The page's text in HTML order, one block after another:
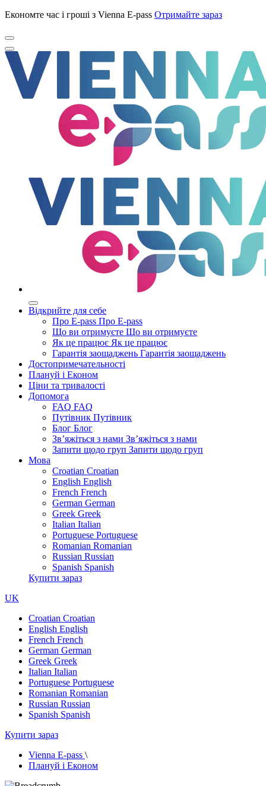
Економте час і гроші з Vienna E-pass Отримайте зараз
Відкрийте для себе
Про E-pass Про E-pass
Що ви отримуєте Що ви отримуєте
Як це працює Як це працює
Гарантія заощаджень Гарантія заощаджень
Достопримечательності
Плануй і Економ
Ціни та тривалості
Допомога
FAQ FAQ
Путівник Путівник
Блог Блог
Зв’яжіться з нами Зв’яжіться з нами
Запити щодо груп Запити щодо груп
Мова
Croatian Croatian
English English
French French
German German
Greek Greek
Italian Italian
Portuguese Portuguese
Romanian Romanian
Russian Russian
Spanish Spanish
Купити зараз
UK
Croatian Croatian
English English
French French
German German
Greek Greek
Italian Italian
Portuguese Portuguese
Romanian Romanian
Russian Russian
Spanish Spanish
Купити зараз
Vienna E-pass \
Плануй і Економ